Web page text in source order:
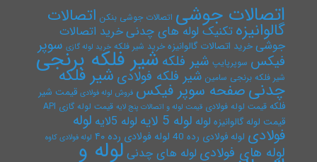
اتصالات جوشی اتصالات جوشی بنکن اتصالات
گالوانیزهتکنیک لوله های چدنیخرید اتصالات
جوشیخرید اتصالات گالوانیزه خرید شیر فلکه خرید لوله گازی سوپر
فیکس سوپرپایپ شیر فلکه شیر فلکه برنجی
شیر فلکه برنجی سامین شیر فلکه فولادی شیر فلکه
چدنیصفحه سوپر فیکس فروش لوله فولادی قیمت شیر
فلکه قیمت لوله فولادی قیمت لوله و اتصالات پنج لایه قیمت لوله گازی API
قیمت لوله گالوانیزه لوله لوله 5 لایه لوله 5لایه لوله
فولادی لوله فولادی رده 40 لوله فولادی رده ۴۰ لوله فولادی کاوه
لوله های فولادی لوله های چدنی لوله و